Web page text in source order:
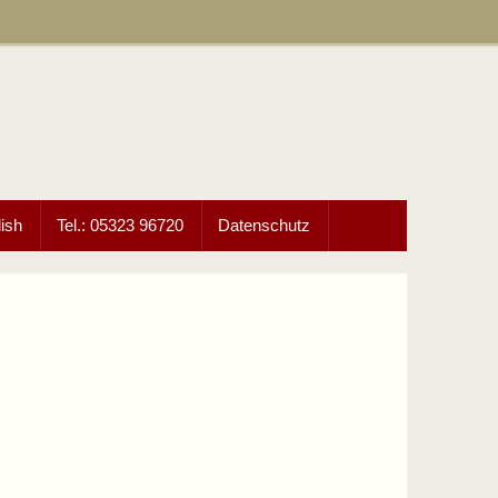
Tel.: 05323 96720 Datenschutz